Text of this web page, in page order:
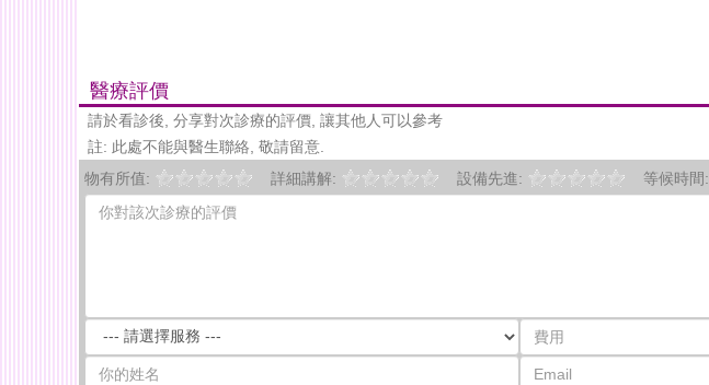
醫療評價
請於看診後, 分享對次診療的評價, 讓其他人可以參考
註: 此處不能與醫生聯絡, 敬請留意.
物有所值:
詳細講解: 設備先進: 等候時間: